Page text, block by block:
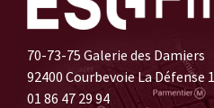
70-73-75 Galerie des Damiers
92400 Courbevoie La Défense 1
01 86 47 29 94